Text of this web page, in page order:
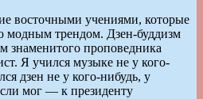
восточными учениями, которые
модным трендом. Дзен-буддизм
знаменитого проповедника
Я учился музыке не у кого-
дзен не у кого-нибудь, у
мог — к президенту